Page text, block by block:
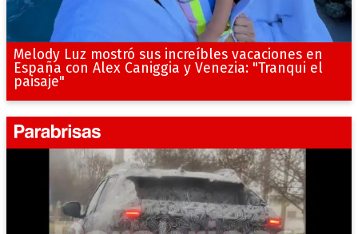
Melody Luz mostró sus increíbles vacaciones en
España con Alex Caniggia y Venezia: "Tranqui el
paisaje"